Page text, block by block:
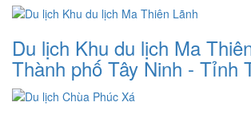
Du lịch Khu du lịch Ma
Thành phố Tây Ninh - Tỉnh